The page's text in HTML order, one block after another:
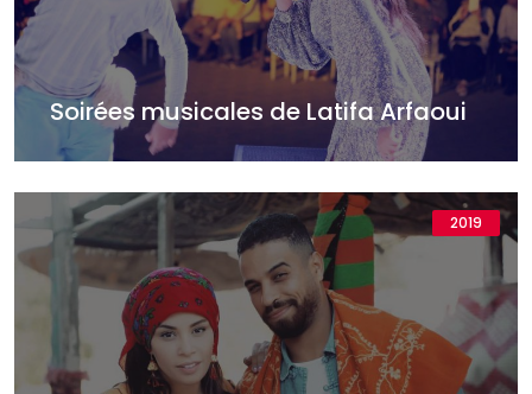
Soirées musicales de Latifa Arfaoui
2019